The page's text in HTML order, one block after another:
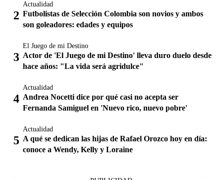
Actualidad
Futbolistas de Selección Colombia son novios y ambos
son goleadores: edades y equipos
El Juego de mi Destino
Actor de 'El Juego de mi Destino' lleva duro duelo desde
hace años: "La vida será agridulce"
Actualidad
Andrea Nocetti dice por qué casi no acepta ser
Fernanda Samiguel en 'Nuevo rico, nuevo pobre'
Actualidad
A qué se dedican las hijas de Rafael Orozco hoy en día:
conoce a Wendy, Kelly y Loraine